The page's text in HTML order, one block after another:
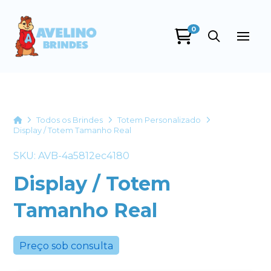
0
HomeTodos os Brindes
Totem Personalizado
Display / Totem Tamanho Real
SKU: AVB-4a5812ec4180
Display / Totem
Tamanho Real
Preço sob consulta
+55